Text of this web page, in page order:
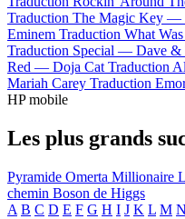
Traduction The Magic Key —
Eminem Traduction What
Traduction Special — Dave &
Red — Doja Cat Traduction
Mariah Carey Traduction
HP mobile
Les plus grands
Pyramide Omerta Millionaire
chemin Boson de Higgs
A B C D E F G H I J K L M N